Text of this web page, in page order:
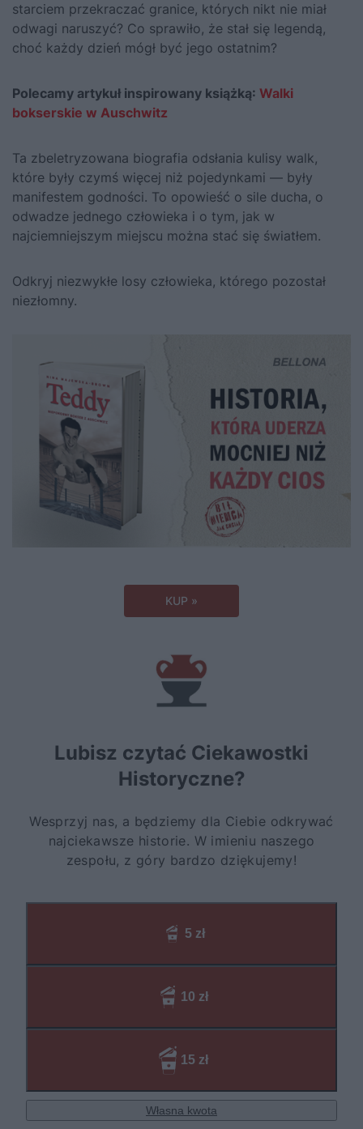
starciem przekraczać granice, których nikt nie miał
odwagi naruszyć? Co sprawiło, że stał się legendą,
choć każdy dzień mógł być jego ostatnim?
Polecamy artykuł inspirowany książką: Walki
bokserskie w Auschwitz
Ta zbeletryzowana biografia odsłania kulisy walk,
które były czymś więcej niż pojedynkami — były
manifestem godności. To opowieść o sile ducha, o
odwadze jednego człowieka i o tym, jak w
najciemniejszym miejscu można stać się światłem.
Odkryj niezwykłe losy człowieka, którego pozostał
niezłomny.
KUP »